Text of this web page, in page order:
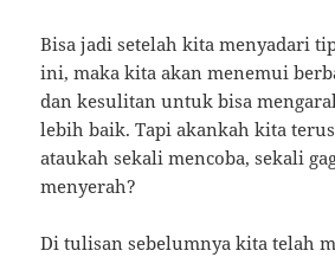
Bisa jadi setelah kita menyadari
ini, maka kita akan menemui
dan kesulitan untuk bisa
lebih baik. Tapi akankah kita
ataukah sekali mencoba, sekali
menyerah?
Di tulisan sebelumnya kita telah